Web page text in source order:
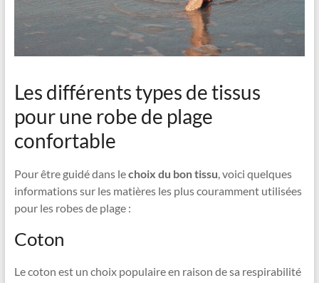
Les différents types de tissus
pour une robe de plage
confortable
Pour être guidé dans lechoix du bon tissu , voici quelques
informations sur les matières les plus couramment utilisées
pour les robes de plage :
Coton
Le coton est un choix populaire en raison de sa respirabilité